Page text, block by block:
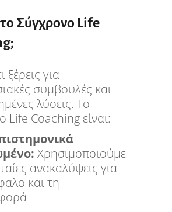
το Σύγχρονο Life
ξέρεις για
συμβουλές και
λύσεις. Το
Life Coaching είναι:
Χρησιμοποιούμε
ανακαλύψεις για
και τη